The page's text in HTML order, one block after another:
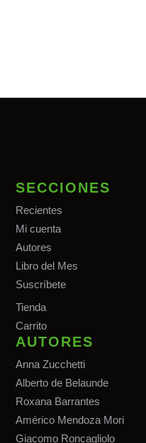
SECCIONES
Recientes
Mi cuenta
Autores
Libro del Mes
Suscríbete
Tienda
Carrito
AUTORES
Anna Zucchetti
Alberto de Belaunde
Roxana Barrantes
Américo Mendoza Mori
Giacomo Roncagliolo